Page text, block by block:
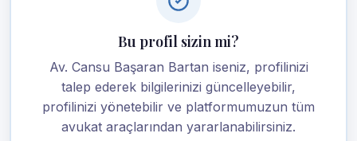
Bu profil sizin mi?
Av. Cansu Başaran Bartan iseniz, profilinizi
talep ederek bilgilerinizi güncelleyebilir,
profilinizi yönetebilir ve platformumuzun tüm
avukat araçlarından yararlanabilirsiniz.